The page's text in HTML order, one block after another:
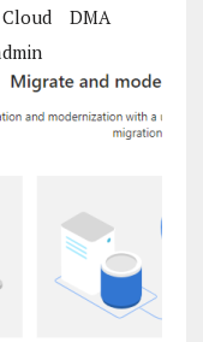
Cloud
DMA